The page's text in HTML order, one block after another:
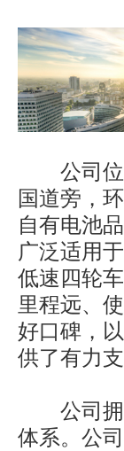
公司位
国道旁，
自有电池
广泛适用
低速四轮
里程远、
好口碑，
供了有力支
公司拥
体系。公